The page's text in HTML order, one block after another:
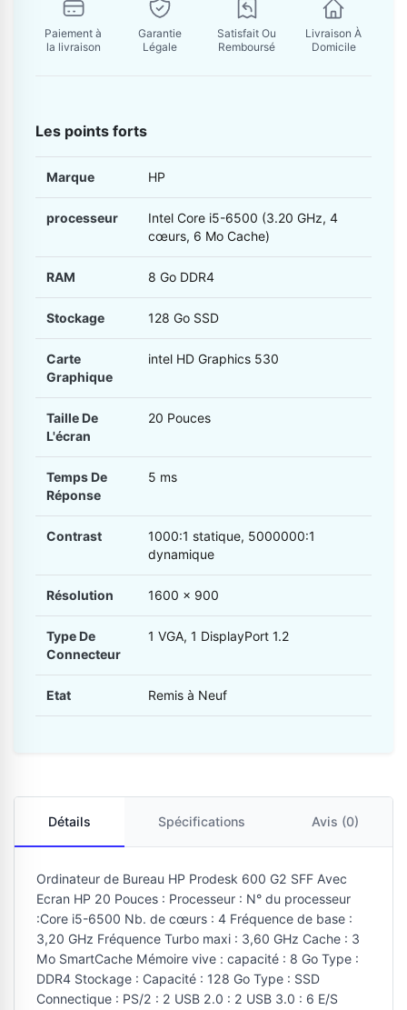
Paiement à
la livraison
Garantie
Légale
Satisfait Ou
Remboursé
Livraison À
Domicile
Les points forts
Marque HP
processeur
Intel Core i5-6500 (3.20 GHz, 4
cœurs, 6 Mo Cache)
RAM 8 Go DDR4
Stockage 128 Go SSD
Carte
Graphique
intel HD Graphics 530
Taille De
L'écran
20 Pouces
Temps De
Réponse
5 ms
Contrast
1000:1 statique, 5000000:1
dynamique
Résolution 1600 x 900
Type De
Connecteur
1 VGA, 1 DisplayPort 1.2
Etat Remis à Neuf
Détails Spécifications Avis (0)
Ordinateur de Bureau HP Prodesk 600 G2 SFF Avec
Ecran HP 20 Pouces : Processeur : N° du processeur
:Core i5-6500 Nb. de cœurs : 4 Fréquence de base :
3,20 GHz Fréquence Turbo maxi : 3,60 GHz Cache : 3
Mo SmartCache Mémoire vive : capacité : 8 Go Type :
DDR4 Stockage : Capacité : 128 Go Type : SSD
Connectique : PS/2 : 2 USB 2.0 : 2 USB 3.0 : 6 E/S